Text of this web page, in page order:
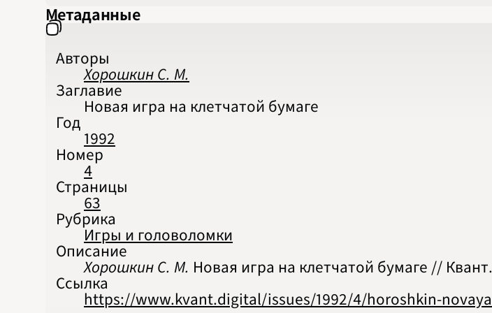
Метаданные
Авторы
Хорошкин С. М.
Заглавие
Новая игра на клетчатой бумаге
Год
1992
Номер
4
Страницы
63
Рубрика
Игры и головоломки
Описание
Хорошкин С. М. Новая игра на клетчатой бумаге //
Ссылка
https://www.kvant.digital/issues/1992/4/horoshkin-